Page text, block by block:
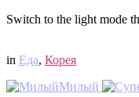
Switch to the light mode
in Еда, Корея
Милый